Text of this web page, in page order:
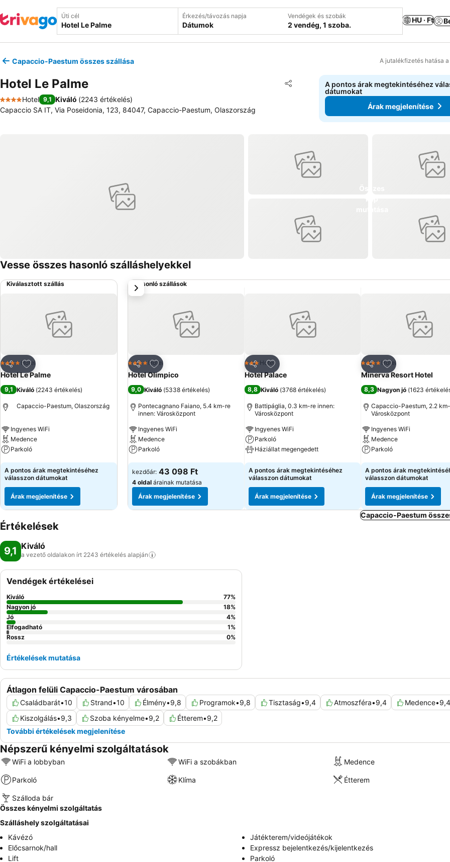
Úti cél Érkezés/távozás napja
Dátumok
Vendégek és szobák
2 vendég, 1 szoba.
HU · Ft
Capaccio-Paestum összes szállása A jutalékfizetés hatása
Hotel Le Palme Megosztás
Hozzáadás a kedvencekhez
4 Kategória
Hotel 9,1 Kiváló (2243 értékelés)
Capaccio SA IT, Via Poseidonia, 123, 84047, Capaccio-Paestum, Olaszország
A pontos árak megtekintéséhez
dátumokat
Árak megjelenítése
Vesse összes hasonló szálláshelyekkel
Kiválasztott szállás
Megosztás
Hozzáadás a kedvencekhez
4 Kategória
Hotel
Hotel Le Palme
9,1 Kiváló (2243 értékelés)
Capaccio-Paestum, Olaszország
Ingyenes WiFi
Medence
Parkoló
Árak megjelenítése
A pontos árak megtekintéséhez
válasszon dátumokat
Árak megjelenítése
Hasonló szállások
Megosztás
Hozzáadás a kedvencekhez
4 Kategória
Hotel
Hotel Olimpico
9,0 Kiváló (5338 értékelés)
Pontecagnano Faiano, 5.4 km-re
innen: Városközpont
Ingyenes WiFi
Medence
Parkoló
Árak megjelenítése
kezdőár: 43 098 Ft
4 oldal árainak mutatása
Árak megjelenítése
Megosztás
Hozzáadás a kedvencekhez
3 Kategória
Hotel
Hotel Palace
8,8 Kiváló (3768 értékelés)
Battipáglia, 0.3 km-re innen:
Városközpont
Ingyenes WiFi
Parkoló
Háziállat megengedett
Árak megjelenítése
A pontos árak megtekintéséhez
válasszon dátumokat
Árak megjelenítése
Megosztás
Hozzáadás a
4 Kategória
Hotel
Minerva Resort Hotel
8,3 Nagyon jó (1623
Capaccio-Paestum, 2.2
Városközpont
Ingyenes WiFi
Medence
Parkoló
Árak megjelenítése
A pontos árak
válasszon dátumokat
Árak megjelenítése
következő
Capaccio-Paestum
Értékelések
9,1 Kiváló
a vezető oldalakon írt 2243 értékelés alapján
Átlagon felüli Capaccio-Paestum városában
Családbarát•10 Strand•10 Élmény•9,8 Programok•9,8 Tisztaság•9,4 Atmoszféra•9,4 Medence•9,4
Kiszolgálás•9,3 Szoba kényelme•9,2 Étterem•9,2
További értékelések megjelenítése
Vendégek értékelései
Kiváló 77%
Nagyon jó
18%
Jó
4%
Elfogadható
1%
Rossz
0%
Értékelések mutatása
Népszerű kényelmi szolgáltatások
WiFi a lobbyban WiFi a szobákban Medence
Parkoló Klíma Étterem
Szálloda bár
Összes kényelmi szolgáltatás
Szálláshely szolgáltatásai
Kávézó
Játékterem/videójátékok
Előcsarnok/hall
Expressz bejelentkezés/kijelentkezés
Lift
Parkoló